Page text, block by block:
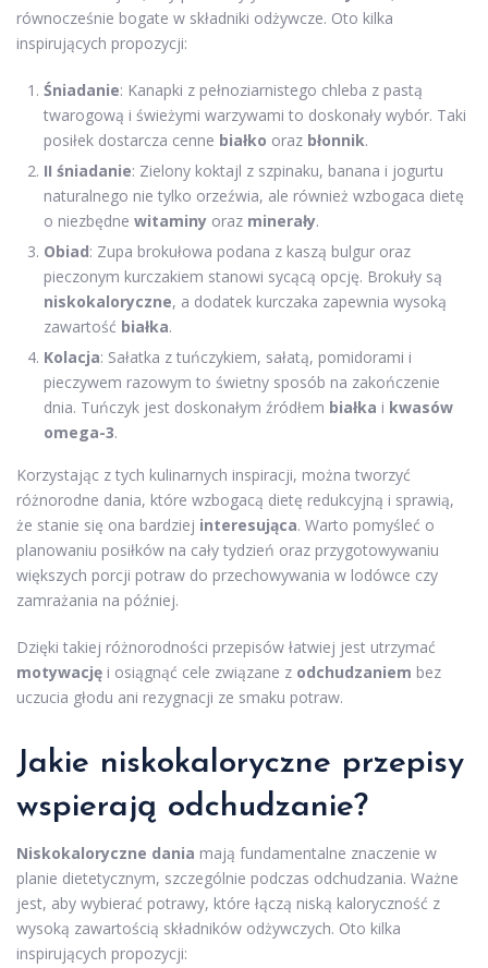
równocześnie bogate w składniki odżywcze. Oto kilka
inspirujących propozycji:
Śniadanie: Kanapki z pełnoziarnistego chleba z pastą
twarogową i świeżymi warzywami to doskonały wybór. Taki
posiłek dostarcza cenne białko oraz błonnik.
II śniadanie: Zielony koktajl z szpinaku, banana i jogurtu
naturalnego nie tylko orzeźwia, ale również wzbogaca dietę
o niezbędne witaminy oraz minerały.
Obiad: Zupa brokułowa podana z kaszą bulgur oraz
pieczonym kurczakiem stanowi sycącą opcję. Brokuły są
niskokaloryczne, a dodatek kurczaka zapewnia wysoką
zawartość białka.
Kolacja: Sałatka z tuńczykiem, sałatą, pomidorami i
pieczywem razowym to świetny sposób na zakończenie
dnia. Tuńczyk jest doskonałym źródłem białka i kwasów
omega-3.
Korzystając z tych kulinarnych inspiracji, można tworzyć
różnorodne dania, które wzbogacą dietę redukcyjną i sprawią,
że stanie się ona bardziej interesująca. Warto pomyśleć o
planowaniu posiłków na cały tydzień oraz przygotowywaniu
większych porcji potraw do przechowywania w lodówce czy
zamrażania na później.
Dzięki takiej różnorodności przepisów łatwiej jest utrzymać
motywację i osiągnąć cele związane z odchudzaniem bez
uczucia głodu ani rezygnacji ze smaku potraw.
Jakie niskokaloryczne przepisy
wspierają odchudzanie?
Niskokaloryczne dania mają fundamentalne znaczenie w
planie dietetycznym, szczególnie podczas odchudzania. Ważne
jest, aby wybierać potrawy, które łączą niską kaloryczność z
wysoką zawartością składników odżywczych. Oto kilka
inspirujących propozycji: